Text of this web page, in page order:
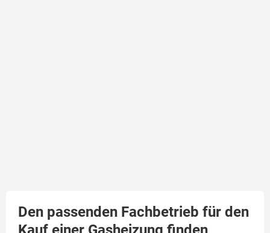
Den passenden Fachbetrieb für den